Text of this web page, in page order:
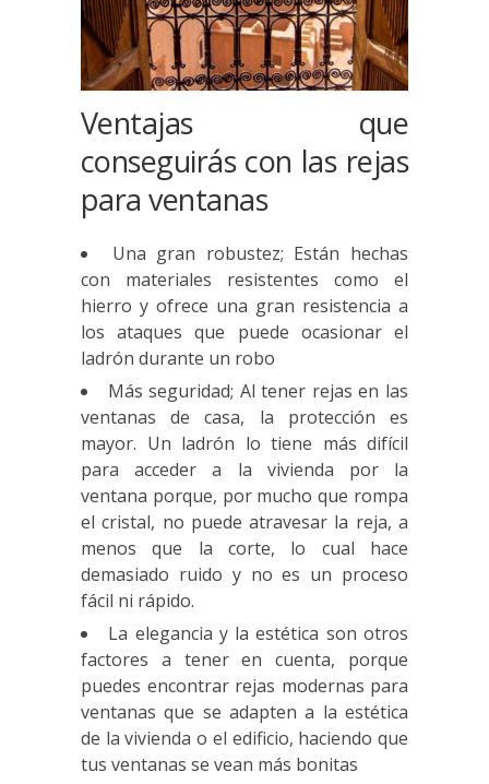
Ventajas que
conseguirás con las rejas
para ventanas
Una gran robustez; Están hechas
con materiales resistentes como el
hierro y ofrece una gran resistencia a
los ataques que puede ocasionar el
ladrón durante un robo
Más seguridad; Al tener rejas en las
ventanas de casa, la protección es
mayor. Un ladrón lo tiene más difícil
para acceder a la vivienda por la
ventana porque, por mucho que rompa
el cristal, no puede atravesar la reja, a
menos que la corte, lo cual hace
demasiado ruido y no es un proceso
fácil ni rápido.
La elegancia y la estética son otros
factores a tener en cuenta, porque
puedes encontrar rejas modernas para
ventanas que se adapten a la estética
de la vivienda o el edificio, haciendo que
tus ventanas se vean más bonitas